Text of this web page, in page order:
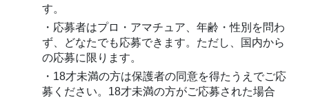
す。
・応募者はプロ・アマチュア、年齢・性別を問わ
ず、どなたでも応募できます。ただし、国内から
の応募に限ります。
・18才未満の方は保護者の同意を得たうえでご応
募ください。18才未満の方がご応募された場合